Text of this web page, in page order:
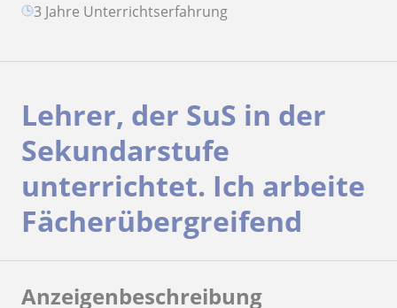
3 Jahre Unterrichtserfahrung
Lehrer, der SuS in der
Sekundarstufe
unterrichtet. Ich arbeite
Fächerübergreifend
Anzeigenbeschreibung